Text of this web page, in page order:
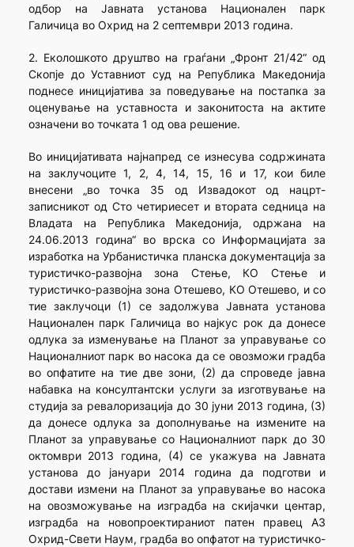
одбор на Јавната установа Национален парк
Галичица во Охрид на 2 септември 2013 година.
2. Еколошкото друштво на граѓани „Фронт 21/42“ од
Скопје до Уставниот суд на Република Македонија
поднесе иницијатива за поведување на постапка за
оценување на уставноста и законитоста на актите
означени во точката 1 од ова решение.
Во иницијативата најнапред се изнесува содржината
на заклучоците 1, 2, 4, 14, 15, 16 и 17, кои биле
внесени „во точка 35 од Извадокот од нацрт-
записникот од Сто четириесет и втората седница на
Владата на Република Македонија, одржана на
24.06.2013 година“ во врска со Информацијата за
изработка на Урбанистичка планска документација за
туристичко-развојна зона Стење, КО Стење и
туристичко-развојна зона Отешево, КО Отешево, и со
тие заклучоци (1) се задолжува Јавната установа
Национален парк Галичица во најкус рок да донесе
одлука за изменување на Планот за управување со
Националниот парк во насока да се овозможи градба
во опфатите на тие две зони, (2) да спроведе јавна
набавка на консултантски услуги за изготвување на
студија за ревалоризација до 30 јуни 2013 година, (3)
да донесе одлука за дополнување на измените на
Планот за управување со Националниот парк до 30
октомври 2013 година, (4) се укажува на Јавната
установа до јануари 2014 година да подготви и
достави измени на Планот за управување во насока
на овозможување на изградба на скијачки центар,
изградба на новопроектираниот патен правец А3
Охрид-Свети Наум, градба во опфатот на туристичко-